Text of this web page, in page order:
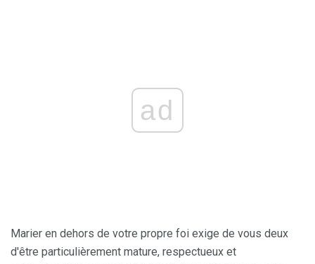
ad
Marier en dehors de votre propre foi exige de vous deux
d'être particulièrement mature, respectueux et